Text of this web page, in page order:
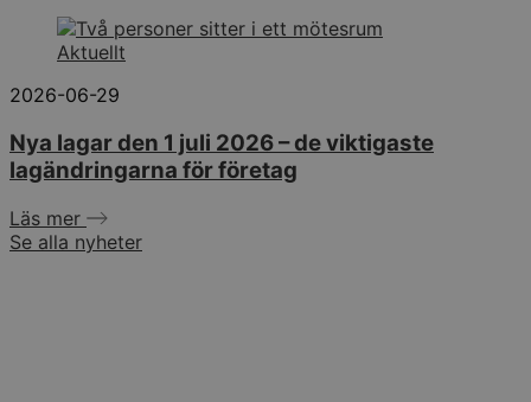
Aktuellt
2026-06-29
Nya lagar den 1 juli 2026 – de viktigaste
lagändringarna för företag
Läs mer
Se alla nyheter